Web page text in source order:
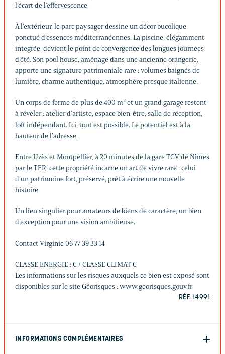
l’écart de l’effervescence.
À l’extérieur, le parc paysager dessine un décor bucolique
ponctué d’essences méditerranéennes. La piscine, élégamment
intégrée, devient le point de convergence des longues journées
d’été. Son pool house, aménagé dans une ancienne orangerie,
apporte une signature patrimoniale rare : volumes baignés de
lumière, charme authentique, atmosphère presque italienne.
Un corps de ferme de plus de 400 m² et un grand garage restent
à révéler : atelier d’artiste, espace bien-être, salle de réception,
loft indépendant. Ici, tout est possible. Le potentiel est à la
hauteur de l’adresse.
Entre Uzès et Montpellier, à 20 minutes de la gare TGV de Nîmes
par le TER, cette propriété incarne un art de vivre rare : celui
d’un patrimoine fort, préservé, prêt à écrire une nouvelle
histoire.
Un lieu singulier pour amateurs de biens de caractère, un bien
d’exception pour une vision ambitieuse.
Contact Virginie 06 77 39 33 14
CLASSE ENERGIE : C / CLASSE CLIMAT C
Les informations sur les risques auxquels ce bien est exposé sont
disponibles sur le site Géorisques : www.georisques.gouv.fr
RÉF. 14991
INFORMATIONS COMPLÉMENTAIRES